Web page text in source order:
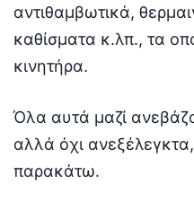
αντιθαμβωτικά,
καθίσματα κ.λπ., τα
κινητήρα.
Όλα αυτά μαζί
αλλά όχι
παρακάτω.